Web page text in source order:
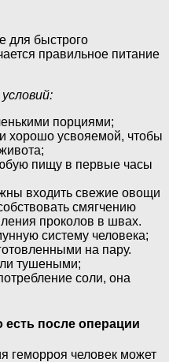
для быстрого
правильное питание
порциями;
хорошо усвояемой, чтобы
пищу в первые часы
входить свежие овощи
смягчению
проколов в швах.
систему человека;
на пару.
тушеными;
соли, она
после операции
геморроя человек может